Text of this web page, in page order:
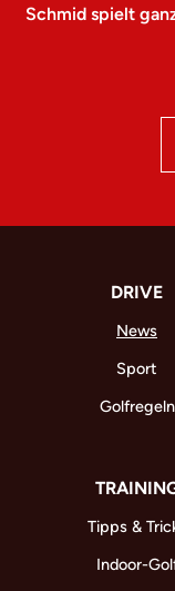
Schmid spielt
DRIVE
News
Sport
Golfregeln
Tipps &
Indoor-